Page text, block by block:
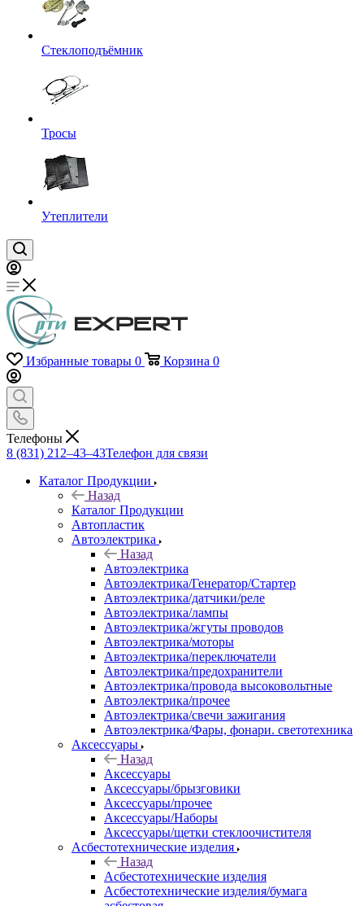
Стеклоподъёмник
Тросы
Утеплители
Избранные товары 0 Корзина 0
Телефоны
8 (831) 212–43–43Телефон для связи
Каталог Продукции
Назад
Каталог Продукции
Автопластик
Автоэлектрика
Назад
Автоэлектрика
Автоэлектрика/Генератор/Стартер
Автоэлектрика/датчики/реле
Автоэлектрика/лампы
Автоэлектрика/жгуты проводов
Автоэлектрика/моторы
Автоэлектрика/переключатели
Автоэлектрика/предохранители
Автоэлектрика/провода высоковольтные
Автоэлектрика/прочее
Автоэлектрика/свечи зажигания
Автоэлектрика/Фары, фонари. светотехника
Аксессуары
Назад
Аксессуары
Аксессуары/брызговики
Аксессуары/прочее
Аксессуары/Наборы
Аксессуары/щетки стеклоочистителя
Асбестотехнические изделия
Назад
Асбестотехнические изделия
Асбестотехнические изделия/бумага